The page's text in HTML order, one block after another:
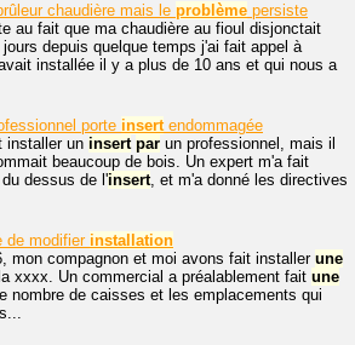
chaudière mais le problème persiste
au fait que ma chaudière au fioul disjonctait
depuis quelque temps j'ai fait appel à
installée il y a plus de 10 ans et qui nous a
porte insertendommagée
installer un insert par un professionnel, mais il
beaucoup de bois. Un expert m'a fait
dessus de l'insert, et m'a donné les directives
de modifier installation
mon compagnon et moi avons fait installer une
la xxxx. Un commercial a préalablement fait une
nombre de caisses et les emplacements qui